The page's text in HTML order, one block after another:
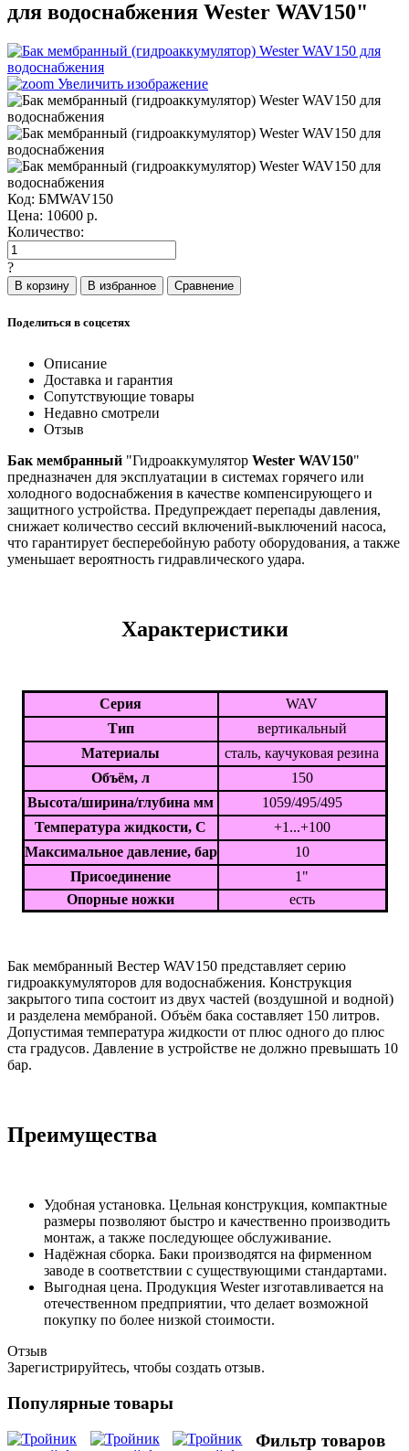
для водоснабжения Wester WAV150"
Увеличить изображение
Код: БМWAV150
Цена: 10600 р.
Количество:
?
Поделиться в соцсетях
Описание
Доставка и гарантия
Сопутствующие товары
Недавно смотрели
Отзыв
Бак мембранный "Гидроаккумулятор Wester WAV150"
предназначен для эксплуатации в системах горячего или
холодного водоснабжения в качестве компенсирующего и
защитного устройства. Предупреждает перепады давления,
снижает количество сессий включений-выключений насоса,
что гарантирует бесперебойную работу оборудования, а также
уменьшает вероятность гидравлического удара.
Характеристики
Серия
WAV
Тип
вертикальный
Материалы
сталь, каучуковая резина
Объём, л
150
Высота/ширина/глубина мм
1059/495/495
Температура жидкости, С
+1...+100
Максимальное давление, бар
10
Присоединение
1"
Опорные ножки
есть
Бак мембранный Вестер WAV150 представляет серию
гидроаккумуляторов для водоснабжения. Конструкция
закрытого типа состоит из двух частей (воздушной и водной)
и разделена мембраной. Объём бака составляет 150 литров.
Допустимая температура жидкости от плюс одного до плюс
ста градусов. Давление в устройстве не должно превышать 10
бар.
Преимущества
Удобная установка. Цельная конструкция, компактные
размеры позволяют быстро и качественно производить
монтаж, а также последующее обслуживание.
Надёжная сборка. Баки производятся на фирменном
заводе в соответствии с существующими стандартами.
Выгодная цена. Продукция Wester изготавливается на
отечественном предприятии, что делает возможной
покупку по более низкой стоимости.
Отзыв
Зарегистрируйтесь, чтобы создать отзыв.
Популярные товары
Фильтр товаров